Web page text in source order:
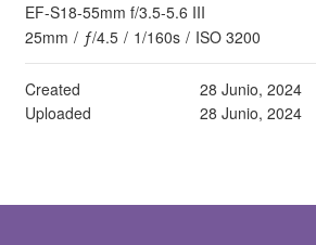
EF-S18-55mm f/3.5-5.6 III
25mm / ƒ/4.5 / 1/160s / ISO 3200
Created
28 Junio, 2024
Uploaded
28 Junio, 2024